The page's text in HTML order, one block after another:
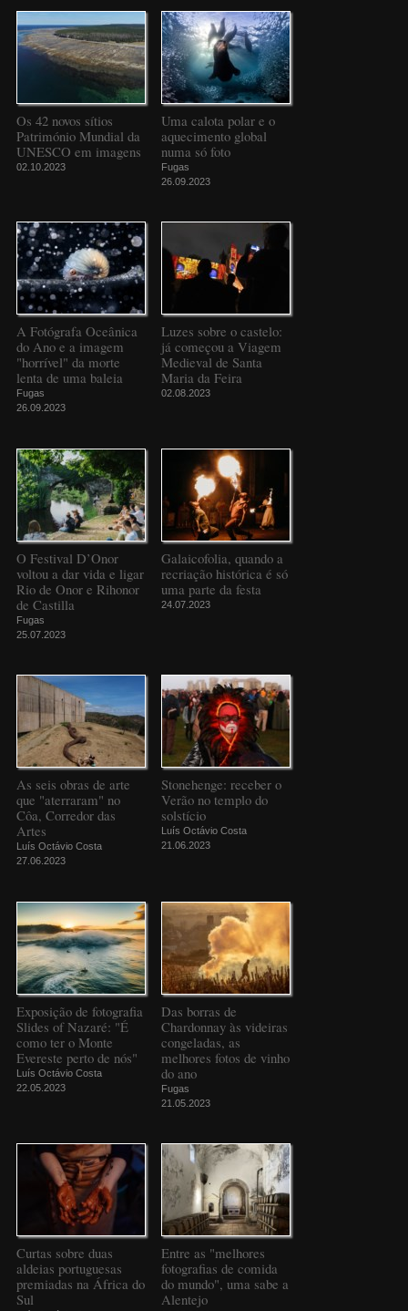
Os 42 novos sítios
Património Mundial da
UNESCO em imagens
02.10.2023
Uma calota polar e o
aquecimento global
numa só foto
Fugas
26.09.2023
A Fotógrafa Oceânica
do Ano e a imagem
"horrível" da morte
lenta de uma baleia
Fugas
26.09.2023
Luzes sobre o castelo:
já começou a Viagem
Medieval de Santa
Maria da Feira
02.08.2023
O Festival D’Onor
voltou a dar vida e ligar
Rio de Onor e Rihonor
de Castilla
Fugas
25.07.2023
Galaicofolia, quando a
recriação histórica é só
uma parte da festa
24.07.2023
As seis obras de arte
que "aterraram" no
Côa, Corredor das
Artes
Luís Octávio Costa
27.06.2023
Stonehenge: receber o
Verão no templo do
solstício
Luís Octávio Costa
21.06.2023
Exposição de fotografia
Slides of Nazaré: "É
como ter o Monte
Evereste perto de nós"
Luís Octávio Costa
22.05.2023
Das borras de
Chardonnay às videiras
congeladas, as
melhores fotos de vinho
do ano
Fugas
21.05.2023
Curtas sobre duas
aldeias portuguesas
premiadas na África do
Sul
Entre as "melhores
fotografias de comida
do mundo", uma sabe a
Alentejo